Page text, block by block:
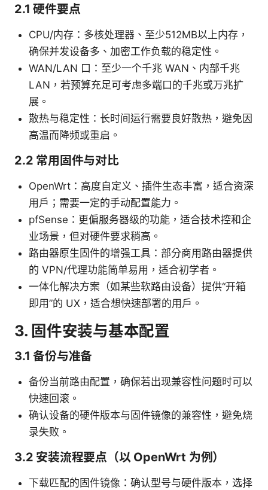
2.1 硬件要点
CPU/内存：多核处理器、至少512MB以上内存，
确保并发设备多、加密工作负载的稳定性。
WAN/LAN 口：至少一个千兆 WAN、内部千兆
LAN，若预算充足可考虑多端口的千兆或万兆扩
展。
散热与稳定性：长时间运行需要良好散热，避免因
高温而降频或重启。
2.2 常用固件与对比
OpenWrt：高度自定义、插件生态丰富，适合资深
用户；需要一定的手动配置能力。
pfSense：更偏服务器级的功能，适合技术控和企
业场景，但对硬件要求稍高。
路由器原生固件的增强工具：部分商用路由器提供
的 VPN/代理功能简单易用，适合初学者。
一体化解决方案（如某些软路由设备）提供“开箱
即用”的 UX，适合想快速部署的用户。
3. 固件安装与基本配置
3.1 备份与准备
备份当前路由配置，确保若出现兼容性问题时可以
快速回滚。
确认设备的硬件版本与固件镜像的兼容性，避免烧
录失败。
3.2 安装流程要点（以 OpenWrt 为例）
下载匹配的固件镜像：确认型号与硬件版本，选择